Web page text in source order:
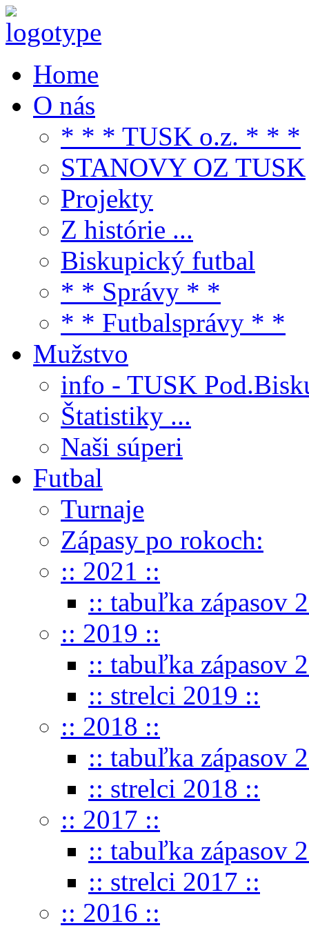
Home
O nás
* * * TUSK o.z. * * *
STANOVY OZ TUSK
Projekty
Z histórie ...
Biskupický futbal
* * Správy * *
* * Futbalsprávy * *
Mužstvo
info - TUSK
Štatistiky ...
Naši súperi
Futbal
Turnaje
Zápasy po rokoch:
:: 2021 ::
:: tabuľka zápasov
:: 2019 ::
:: tabuľka zápasov
:: strelci 2019 ::
:: 2018 ::
:: tabuľka zápasov
:: strelci 2018 ::
:: 2017 ::
:: tabuľka zápasov
:: strelci 2017 ::
:: 2016 ::